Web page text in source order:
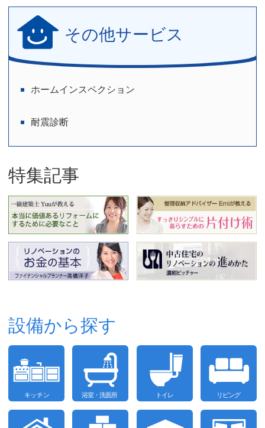
その他サービス
ホームインスペクション
耐震診断
特集記事
設備から探す